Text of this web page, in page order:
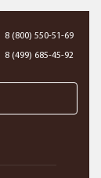
8 (800) 550-51-69
8 (499) 685-45-92